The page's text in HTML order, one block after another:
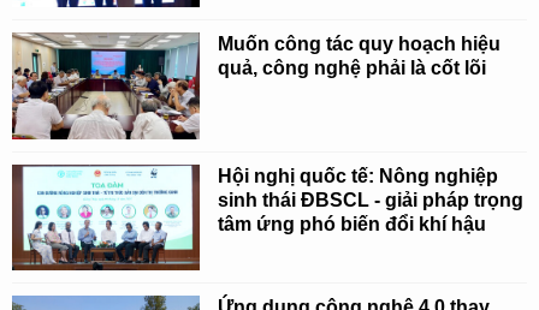
Muốn công tác quy hoạch hiệu
quả, công nghệ phải là cốt lõi
Hội nghị quốc tế: Nông nghiệp
sinh thái ĐBSCL - giải pháp trọng
tâm ứng phó biến đổi khí hậu